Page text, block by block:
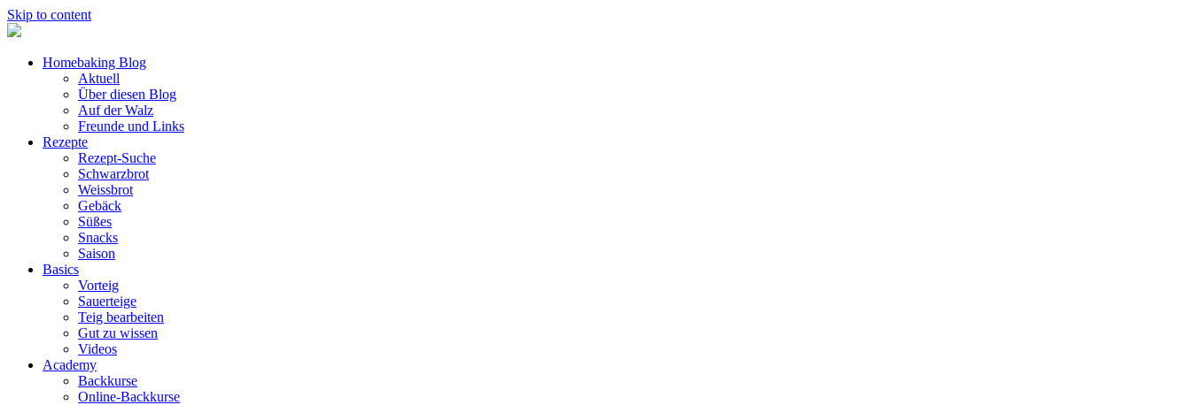
Skip to content
Homebaking Blog
Aktuell
Über diesen Blog
Auf der Walz
Freunde und Links
Rezepte
Rezept-Suche
Schwarzbrot
Weissbrot
Gebäck
Süßes
Snacks
Saison
Basics
Vorteig
Sauerteige
Teig bearbeiten
Gut zu wissen
Videos
Academy
Backkurse
Online-Backkurse